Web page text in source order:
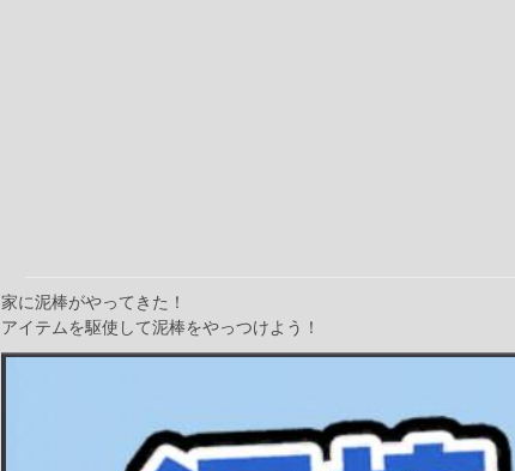
家に泥棒がやってきた！
アイテムを駆使して泥棒をやっつけよう！